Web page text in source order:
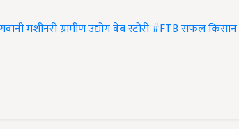
मशीनरीग्रामीण उद्योगवेब स्टोरी#FTBसफल किसान